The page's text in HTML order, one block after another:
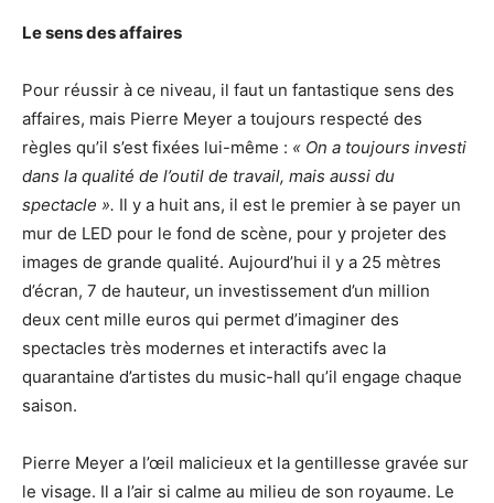
Le sens des affaires
Pour réussir à ce niveau, il faut un fantastique sens des
affaires, mais Pierre Meyer a toujours respecté des
règles qu’il s’est fixées lui-même : « On a toujours investi
dans la qualité de l’outil de travail, mais aussi du
spectacle ». Il y a huit ans, il est le premier à se payer un
mur de LED pour le fond de scène, pour y projeter des
images de grande qualité. Aujourd’hui il y a 25 mètres
d’écran, 7 de hauteur, un investissement d’un million
deux cent mille euros qui permet d’imaginer des
spectacles très modernes et interactifs avec la
quarantaine d’artistes du music-hall qu’il engage chaque
saison.
Pierre Meyer a l’œil malicieux et la gentillesse gravée sur
le visage. Il a l’air si calme au milieu de son royaume. Le